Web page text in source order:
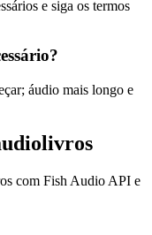
e siga os termos
áudio mais longo e
com Fish Audio API e